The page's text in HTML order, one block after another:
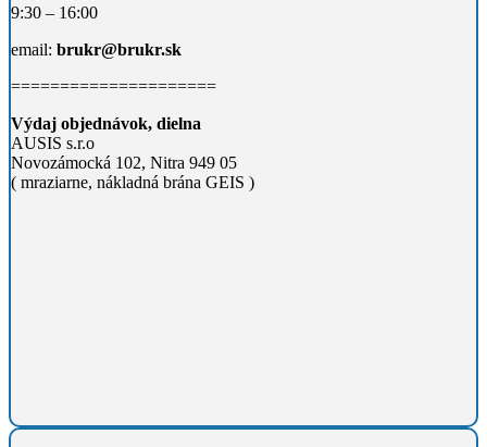
9:30 – 16:00
email: brukr@brukr.sk
=====================
Výdaj objednávok, dielna
AUSIS s.r.o
Novozámocká 102, Nitra 949 05
( mraziarne, nákladná brána GEIS )